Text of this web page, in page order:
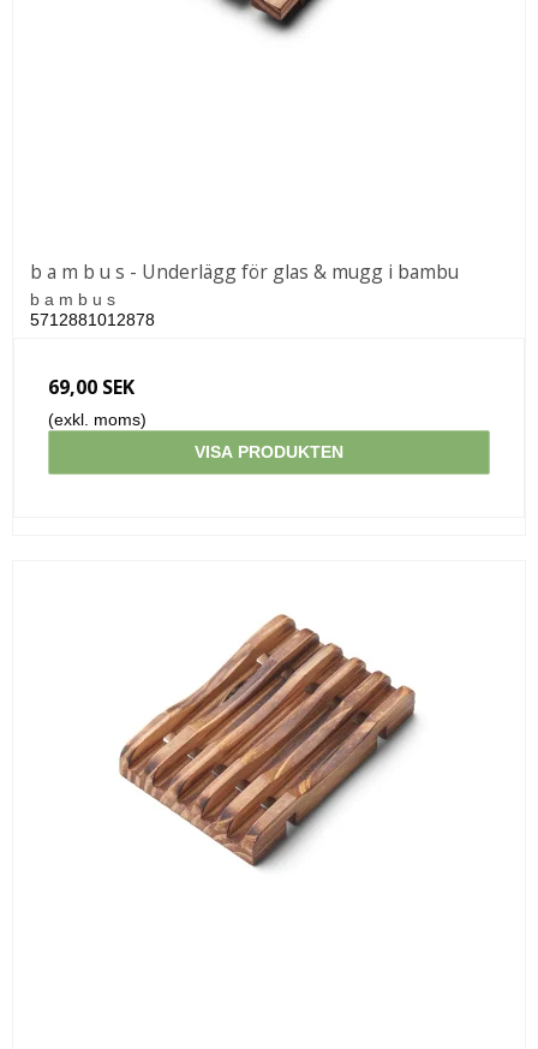
b a m b u s - Underlägg för glas & mugg i bambu
b a m b u s
5712881012878
69,00 SEK
(exkl. moms)
VISA PRODUKTEN